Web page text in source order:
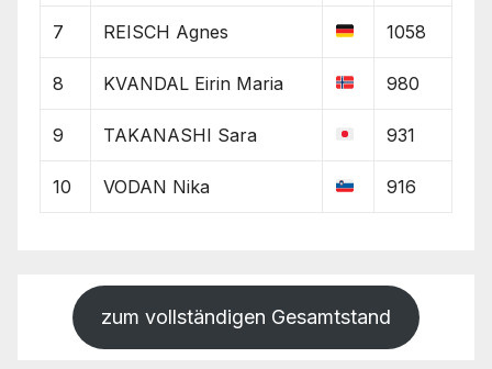
7 REISCH Agnes 1058
8 KVANDAL Eirin Maria 980
9 TAKANASHI Sara 931
10 VODAN Nika 916
zum vollständigen Gesamtstand